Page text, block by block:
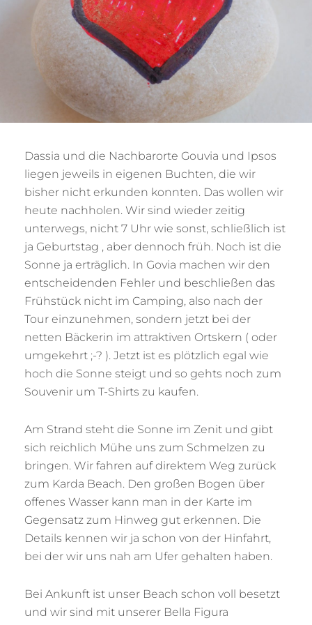
Dassia und die Nachbarorte Gouvia und Ipsos
liegen jeweils in eigenen Buchten, die wir
bisher nicht erkunden konnten. Das wollen wir
heute nachholen. Wir sind wieder zeitig
unterwegs, nicht 7 Uhr wie sonst, schließlich ist
ja Geburtstag , aber dennoch früh. Noch ist die
Sonne ja erträglich. In Govia machen wir den
entscheidenden Fehler und beschließen das
Frühstück nicht im Camping, also nach der
Tour einzunehmen, sondern jetzt bei der
netten Bäckerin im attraktiven Ortskern ( oder
umgekehrt ;-? ). Jetzt ist es plötzlich egal wie
hoch die Sonne steigt und so gehts noch zum
Souvenir um T-Shirts zu kaufen.
Am Strand steht die Sonne im Zenit und gibt
sich reichlich Mühe uns zum Schmelzen zu
bringen. Wir fahren auf direktem Weg zurück
zum Karda Beach. Den großen Bogen über
offenes Wasser kann man in der Karte im
Gegensatz zum Hinweg gut erkennen. Die
Details kennen wir ja schon von der Hinfahrt,
bei der wir uns nah am Ufer gehalten haben.
Bei Ankunft ist unser Beach schon voll besetzt
und wir sind mit unserer Bella Figura